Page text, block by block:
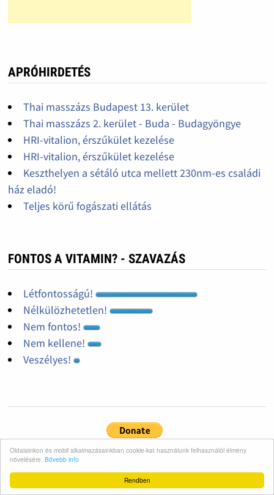
Rendben
Oldalainkon és mobil alkalmazásainkban cookie-kat használunk felhasználói élmény
növelésére. Bővebb info
APRÓHIRDETÉS
Thai masszázs Budapest 13. kerület
Thai masszázs 2. kerület - Buda - Budagyöngye
HRI-vitalion, érszűkület kezelése
HRI-vitalion, érszűkület kezelése
Keszthelyen a sétáló utca mellett 230nm-es családi
ház eladó!
Teljes körű fogászati ellátás
FONTOS A VITAMIN? - SZAVAZÁS
Létfontosságú!
Nélkülözhetetlen!
Nem fontos!
Nem kellene!
Veszélyes!